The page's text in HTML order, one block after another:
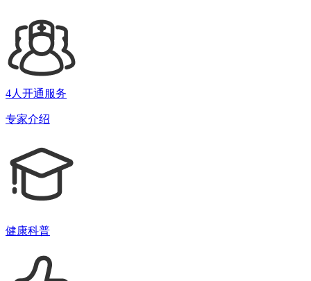
4人开通服务
专家介绍
健康科普